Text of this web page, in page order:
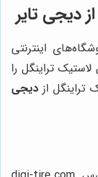
دیجی تایر
اینترنتی
تراینگل را
از دیجی